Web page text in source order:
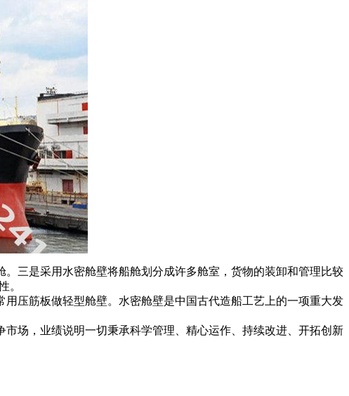
三是采用水密舱壁将船舱划分成许多舱室，货物的装卸和管理比较
。
压筋板做轻型舱壁。水密舱壁是中国古代造船工艺上的一项重大发
场，业绩说明一切秉承科学管理、精心运作、持续改进、开拓创新